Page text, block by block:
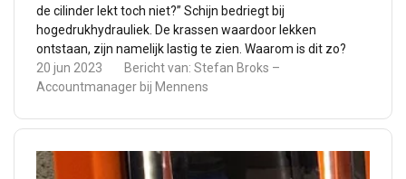
de cilinder lekt toch niet?” Schijn bedriegt bij
hogedrukhydrauliek. De krassen waardoor lekken
ontstaan, zijn namelijk lastig te zien. Waarom is dit zo?
20 jun 2023
Bericht van: Stefan Broks –
Accountmanager bij Mennens